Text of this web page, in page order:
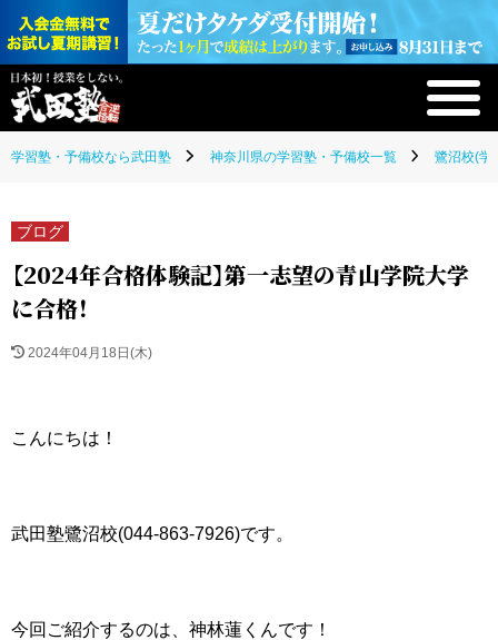
学習塾・予備校なら武田塾 神奈川県の学習塾・予備校一覧 鷺沼校(学
ブログ
【2024年合格体験記】第一志望の青山学院大学
に合格！
2024年04月18日(木)
こんにちは！
武田塾鷺沼校(044-863-7926)です。
今回ご紹介するのは、神林蓮くんです！